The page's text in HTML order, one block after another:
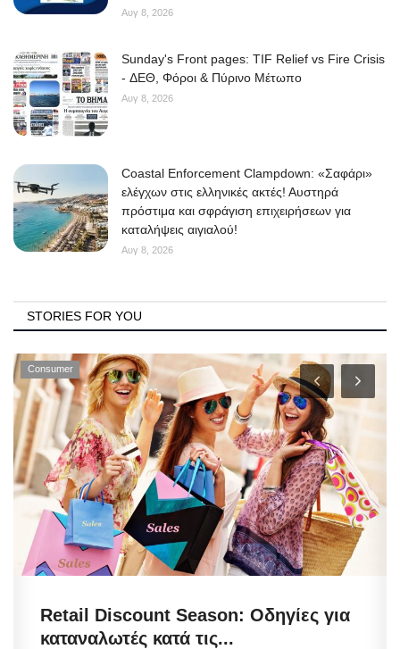
Αυγ 8, 2026
Sunday's Front pages: TIF Relief vs Fire Crisis
- ΔΕΘ, Φόροι & Πύρινο Μέτωπο
Αυγ 8, 2026
Coastal Enforcement Clampdown: «Σαφάρι»
ελέγχων στις ελληνικές ακτές! Αυστηρά
πρόστιμα και σφράγιση επιχειρήσεων για
καταλήψεις αιγιαλού!
Αυγ 8, 2026
STORIES FOR YOU
Consumer
Retail Discount Season: Οδηγίες για
καταναλωτές κατά τις...